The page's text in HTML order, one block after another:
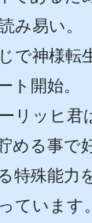
み易い。
で神様転
ト開始。
リッヒ君
める事で
特殊能力
ています。